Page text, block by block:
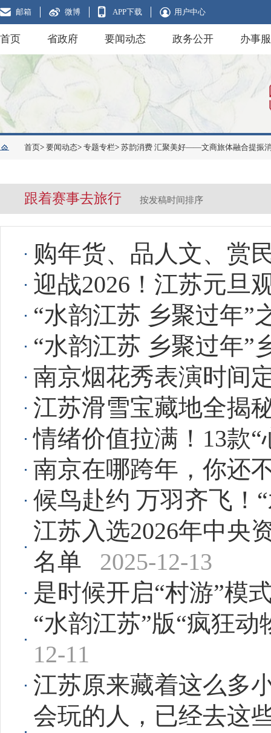
邮箱 微博 APP下载 用户中心
首页 省政府 要闻动态 政务公开 办事
首页> 要闻动态> 专题专栏> 苏韵消费 汇聚美好——文商旅体融合提振
跟着赛事去旅行 按发稿时间排序
购年货、品人文、赏
迎战2026！江苏元旦
“水韵江苏 乡聚过年”
“水韵江苏 乡聚过年”
南京烟花秀表演时间
江苏滑雪宝藏地全揭
情绪价值拉满！13款
南京在哪跨年，你还
候鸟赴约 万羽齐飞！
江苏入选2026年中央
名单
2025-12-13
是时候开启“村游”模
“水韵江苏”版“疯狂
12-11
江苏原来藏着这么多
会玩的人，已经去这